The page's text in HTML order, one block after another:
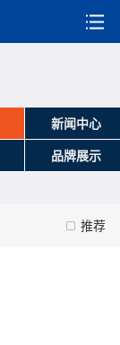
新闻中心
品牌展示
推荐